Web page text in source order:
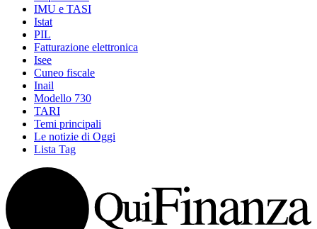
IMU e TASI
Istat
PIL
Fatturazione elettronica
Isee
Cuneo fiscale
Inail
Modello 730
TARI
Temi principali
Le notizie di Oggi
Lista Tag